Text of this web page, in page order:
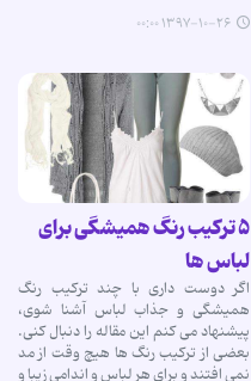
۱۳۹۷-۱۰-۲۶ ۰۰:۰۰
۵ ترکیب رنگ همیشگی برای
لباس ها
اگر دوست داری با چند ترکیب رنگ
همیشگی و جذاب لباس آشنا شوی،
پیشنهاد می کنم این مقاله را دنبال کنی.
بعضی از ترکیب رنگ ها هیچ وقت از مد
نمی افتند و برای هر لباس و اندامی زیبا و